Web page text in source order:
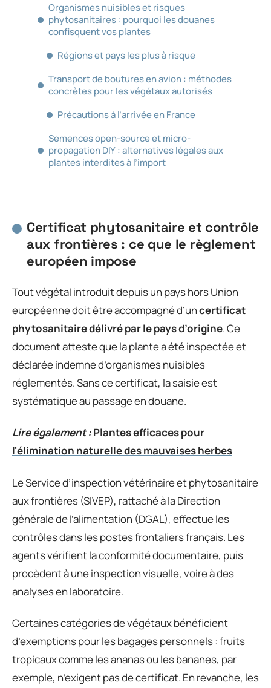
Organismes nuisibles et risques
phytosanitaires : pourquoi les douanes
confisquent vos plantes
Régions et pays les plus à risque
Transport de boutures en avion : méthodes
concrètes pour les végétaux autorisés
Précautions à l’arrivée en France
Semences open-source et micro-
propagation DIY : alternatives légales aux
plantes interdites à l’import
Certificat phytosanitaire et contrôle
aux frontières : ce que le règlement
européen impose
Tout végétal introduit depuis un pays hors Union
européenne doit être accompagné d’uncertificat
phytosanitaire délivré par le pays d’origine. Ce
document atteste que la plante a été inspectée et
déclarée indemne d’organismes nuisibles
réglementés. Sans ce certificat, la saisie est
systématique au passage en douane.
Lire également :Plantes efficaces pour
l'élimination naturelle des mauvaises herbes
Le Service d’inspection vétérinaire et phytosanitaire
aux frontières (SIVEP), rattaché à la Direction
générale de l’alimentation (DGAL), effectue les
contrôles dans les postes frontaliers français. Les
agents vérifient la conformité documentaire, puis
procèdent à une inspection visuelle, voire à des
analyses en laboratoire.
Certaines catégories de végétaux bénéficient
d’exemptions pour les bagages personnels : fruits
tropicaux comme les ananas ou les bananes, par
exemple, n’exigent pas de certificat. En revanche, les